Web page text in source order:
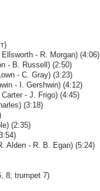
- R. Morgan) (4:06)
- B. Russell) (2:50)
- C. Gray) (3:23)
- I. Gershwin) (4:12)
- J. Frigo) (4:45)
(3:18)
(2:35)
Alden - R. B. Egan) (5:24)
8; trumpet 7)